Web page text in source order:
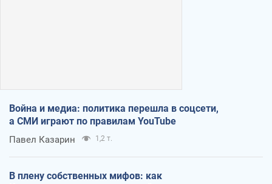
Война и медиа: политика перешла в соцсети,
а СМИ играют по правилам YouTube
Павел Казарин 1,2 т.
В плену собственных мифов: как